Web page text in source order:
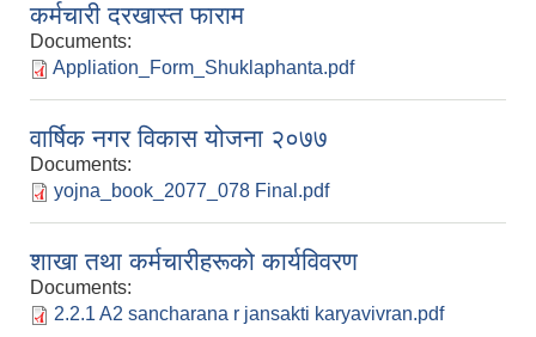
कर्मचारी दरखास्त फाराम
Documents:
Appliation_Form_Shuklaphanta.pdf
वार्षिक नगर विकास योजना २०७७
Documents:
yojna_book_2077_078 Final.pdf
शाखा तथा कर्मचारीहरूको कार्यविवरण
Documents:
2.2.1 A2 sancharana r jansakti karyavivran.pdf